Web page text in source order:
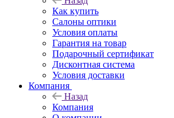
Как купить
Салоны оптики
Условия оплаты
Гарантия на товар
Подарочный сертификат
Дисконтная система
Условия доставки
Компания
Назад
Компания